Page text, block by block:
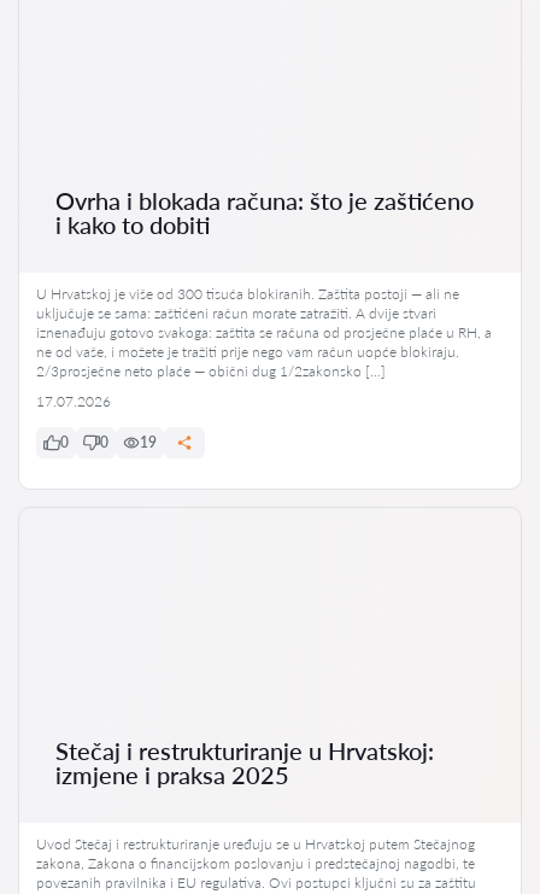
Ovrha i blokada računa: što je zaštićeno
i kako to dobiti
U Hrvatskoj je više od 300 tisuća blokiranih. Zaštita postoji — ali ne
uključuje se sama: zaštićeni račun morate zatražiti. A dvije stvari
iznenađuju gotovo svakoga: zaštita se računa od prosječne plaće u RH, a
ne od vaše, i možete je tražiti prije nego vam račun uopće blokiraju.
2/3prosječne neto plaće — obični dug 1/2zakonsko […]
17.07.2026
0 0 19
Stečaj i restrukturiranje u Hrvatskoj:
izmjene i praksa 2025
Uvod Stečaj i restrukturiranje uređuju se u Hrvatskoj putem Stečajnog
zakona, Zakona o financijskom poslovanju i predstečajnoj nagodbi, te
povezanih pravilnika i EU regulativa. Ovi postupci ključni su za zaštitu